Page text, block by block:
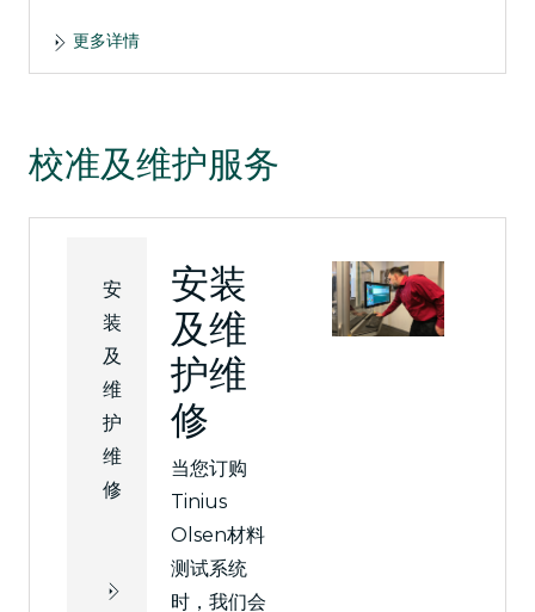
更多详情
校准及维护服务
安
装
及
维
护
维
修
安装
及维
护维
修
当您订购
Tinius
Olsen材料
测试系统
时，我们会